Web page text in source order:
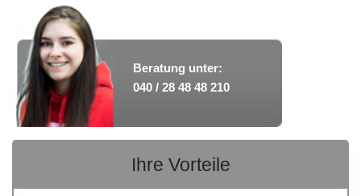
Beratung unter:
040 / 28 48 48 210
Ihre Vorteile